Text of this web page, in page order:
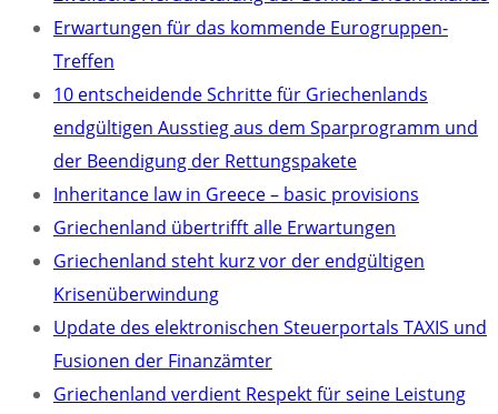
Erwartungen für das kommende Eurogruppen-
Treffen
10 entscheidende Schritte für Griechenlands
endgültigen Ausstieg aus dem Sparprogramm und
der Beendigung der Rettungspakete
Inheritance law in Greece – basic provisions
Griechenland übertrifft alle Erwartungen
Griechenland steht kurz vor der endgültigen
Krisenüberwindung
Update des elektronischen Steuerportals TAXIS und
Fusionen der Finanzämter
Griechenland verdient Respekt für seine Leistung